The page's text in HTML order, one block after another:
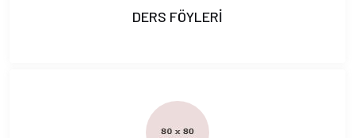
DERS FÖYLERİ